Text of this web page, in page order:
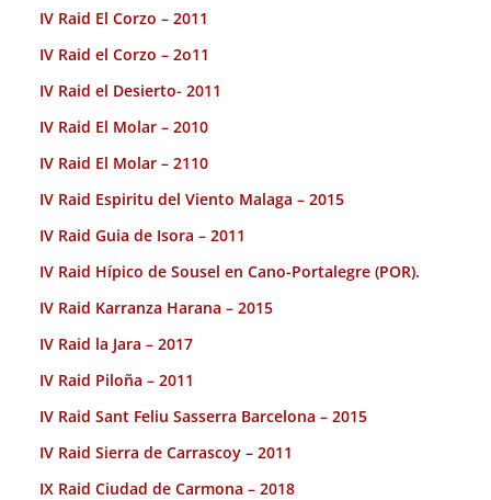
IV Raid El Corzo – 2011
IV Raid el Corzo – 2o11
IV Raid el Desierto- 2011
IV Raid El Molar – 2010
IV Raid El Molar – 2110
IV Raid Espiritu del Viento Malaga – 2015
IV Raid Guia de Isora – 2011
IV Raid Hípico de Sousel en Cano-Portalegre (POR).
IV Raid Karranza Harana – 2015
IV Raid la Jara – 2017
IV Raid Piloña – 2011
IV Raid Sant Feliu Sasserra Barcelona – 2015
IV Raid Sierra de Carrascoy – 2011
IX Raid Ciudad de Carmona – 2018